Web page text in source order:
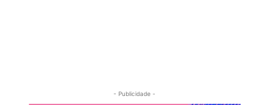
- Publicidade -